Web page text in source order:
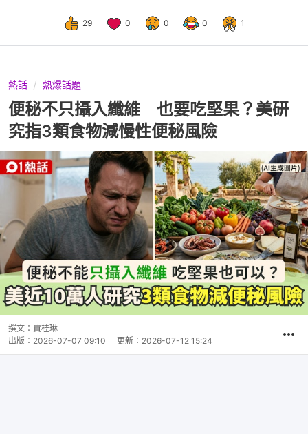
29 0 0 0 1
熱話 熱爆話題
便秘不只攝入纖維 也要吃堅果？美研
究指3類食物減慢性便秘風險
撰文： 賈桂琳
出版： 2026-07-07 09:10 更新： 2026-07-12 15:24